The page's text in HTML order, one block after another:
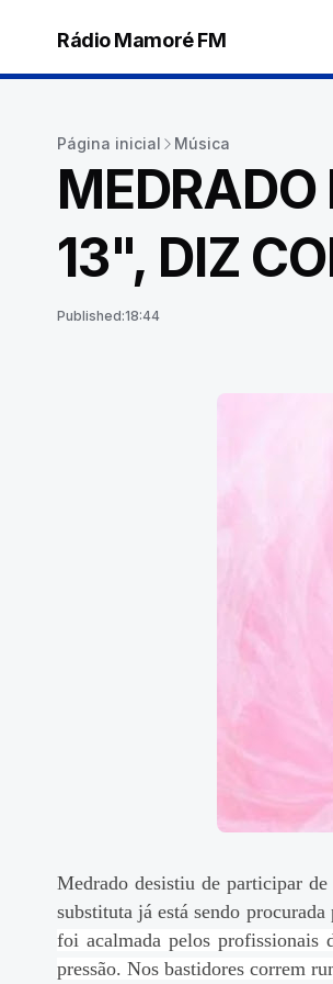
Rádio Mamoré FM
Página inicial Música
13", DIZ
Published:18:44
Medrado desistiu de participar
substituta já está sendo
foi acalmada pelos profissionais
pressão. Nos bastidores correm